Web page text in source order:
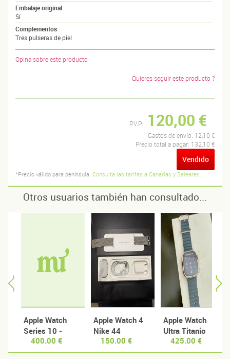
Embalaje original
Sí
Complementos
Tres pulseras de piel
Opina sobre este producto
Quieres seguir este producto ?
P.V.P: 120,00 €
Gastos de envío: 12,10 €
Precio total a pagar: 132,10 €
Vendido
*Precio válido para península. Consulta las tarifas a Canarias y Baleares.
Otros usuarios también han consultado...
Apple Watch
Series 10 -
46mm Negro
400.00 €
Apple Watch 4
Nike 44
150.00 €
Apple Watch
Ultra Titanio
425.00 €